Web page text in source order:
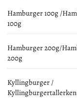
Hamburger 100g /
100g
Hamburger 200g/
200g
Kyllingburger /
Kyllingburgertallerken